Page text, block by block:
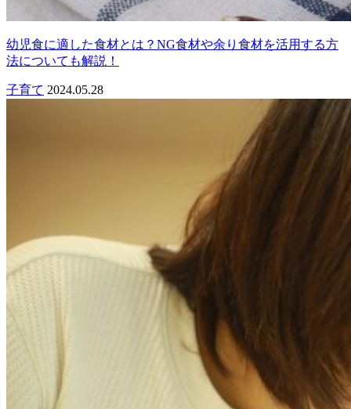
幼児食に適した食材とは？NG食材や余り食材を活用する方
法についても解説！
子育て 2024.05.28